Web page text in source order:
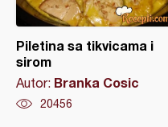
Piletina sa tikvicama i
sirom
Autor: Branka Cosic
20456